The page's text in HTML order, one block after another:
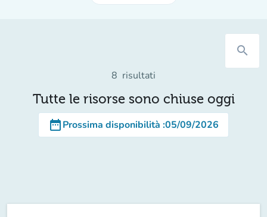
search
8 risultati
Tutte le risorse sono chiuse oggi
date_rangeProssima disponibilità :05/09/2026